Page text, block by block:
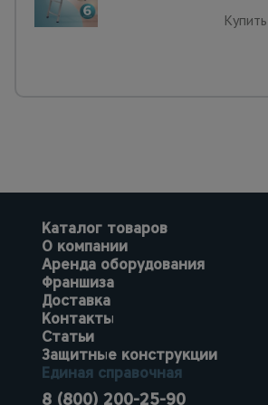
Купить
Каталог товаров
О компании
Аренда оборудования
Франшиза
Доставка
Контакты
Статьи
Защитные конструкции
Единая справочная
8 (800) 200-25-90